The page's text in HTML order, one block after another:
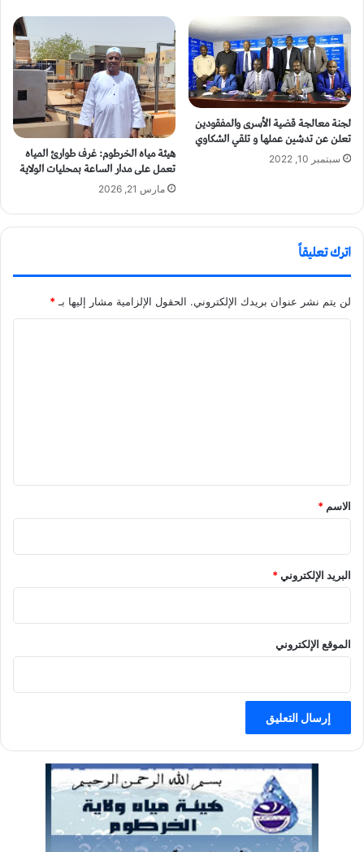
لجنة معالجة قضية الأسرى والمفقودين
تعلن عن تدشين عملها و تلقي الشكاوي
سبتمبر 10, 2022 هيئة مياه الخرطوم: غرف طوارئ المياه
تعمل على مدار الساعة بمحليات الولاية
مارس 21, 2026
اترك تعليقاً
لن يتم نشر عنوان بريدك الإلكتروني. الحقول الإلزامية مشار إليها بـ *
الاسم *
البريد الإلكتروني*
الموقع الإلكتروني